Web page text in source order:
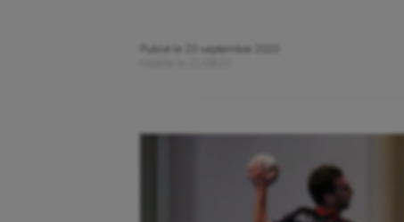
Publié le
20 septembre 2020